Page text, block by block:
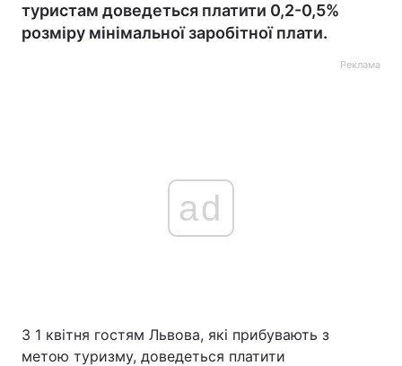
туристам доведеться платити 0,2-0,5%
розміру мінімальної заробітної плати.
Реклама
ad
З 1 квітня гостям Львова, які прибувають з
метою туризму, доведеться платити